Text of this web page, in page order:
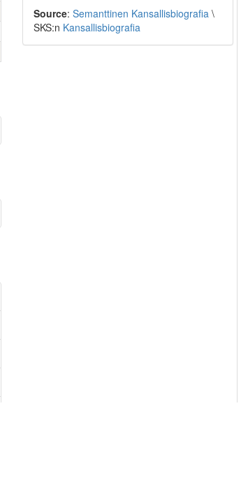
Source: Semanttinen Kansallisbiografia \
SKS:n Kansallisbiografia